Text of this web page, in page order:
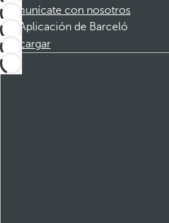
Comunícate con nosotros
Aplicación de Barceló
Descargar